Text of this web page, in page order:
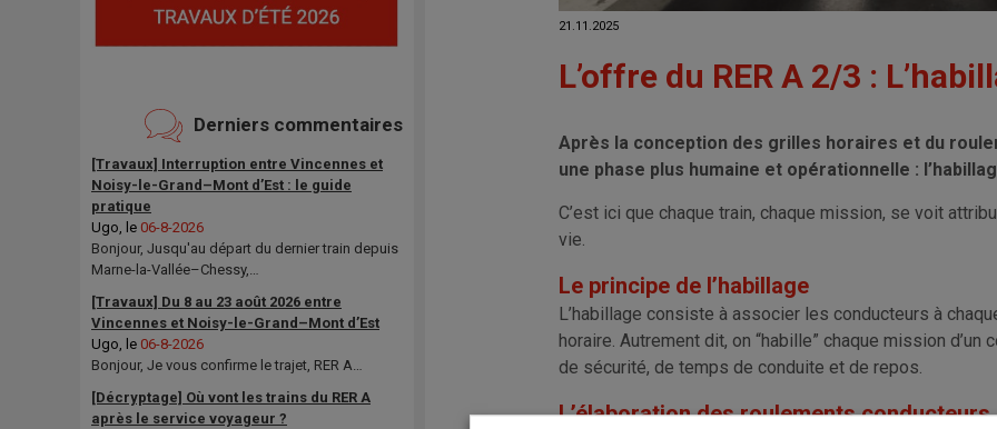
Derniers commentaires
[Travaux] Interruption entre Vincennes et
Noisy-le-Grand–Mont d’Est : le guide
pratique
Ugo , le 06-8-2026
Bonjour, Jusqu'au départ du dernier train depuis
Marne-la-Vallée–Chessy,…
[Travaux] Du 8 au 23 août 2026 entre
Vincennes et Noisy-le-Grand–Mont d’Est
Ugo , le 06-8-2026
Bonjour, Je vous confirme le trajet, RER A…
[Décryptage] Où vont les trains du RER A
après le service voyageur ?
21.11.2025
L’offre du RER A 2/3 :
Après la conception des grilles horaires et du
une phase plus humaine et opérationnelle :
C’est ici que chaque train, chaque mission, se voit
vie.
Le principe de l’habillage
L’habillage consiste à associer les conducteurs à
horaire. Autrement dit, on “habille” chaque mission
de sécurité, de temps de conduite et de repos.
L’élaboration des roulements conducteurs